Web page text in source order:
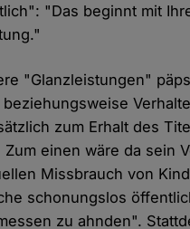
"Das beginnt mit
"Glanzleistungen"
beziehungsweise
zum Erhalt des
einen wäre da sein
Missbrauch von
schonungslos
zu ahnden".